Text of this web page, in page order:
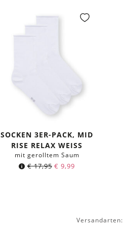
SOCKEN 3ER-PACK, MID
RISE RELAX WEISS
mit gerolltem Saum
€17,95 € 9,99
Versandarten: